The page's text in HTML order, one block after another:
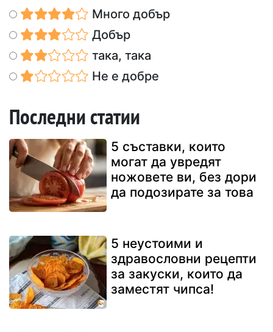
Много добър
Добър
така, така
Не е добре
Последни статии
5 съставки, които
могат да увредят
ножовете ви, без дори
да подозирате за това
5 неустоими и
здравословни рецепти
за закуски, които да
заместят чипса!